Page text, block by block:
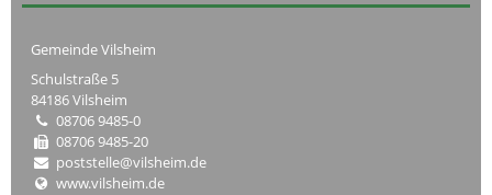
Gemeinde Vilsheim
Schulstraße 5
84186 Vilsheim
08706 9485-0
08706 9485-20
poststelle@vilsheim.de
www.vilsheim.de